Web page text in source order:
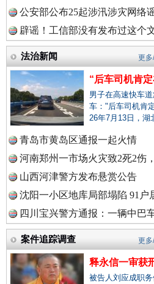
中国视
中国廉
中国
中国
中国全
雄关漫道展新颜
衣柜里的秘密
公安部公布25起涉汛涉灾网络
辟谣！工信部没有发布过这个
法治新闻
“后车司机肯
男子在高速快车
车："后车司机肯
26年7月13日，湖
青岛市黄岛区通报一起火情
河南郑州一市场火灾致2死2伤
山西河津警方发布悬赏公告
沈阳一小区地库局部塌陷 91户
四川宝兴警方通报：一辆中巴
更
案件追踪调查
释永信一审获
被告人刘应成职
更